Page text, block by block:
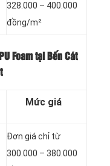
328.000 – 400.000
đồng/m²
Foam tại Bến Cát
Mức giá
Đơn giá chỉ từ
300.000 – 380.000